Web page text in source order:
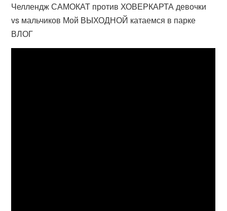
Челлендж САМОКАТ против ХОВЕРКАРТА девочки
vs мальчиков Мой ВЫХОДНОЙ катаемся в парке
ВЛОГ